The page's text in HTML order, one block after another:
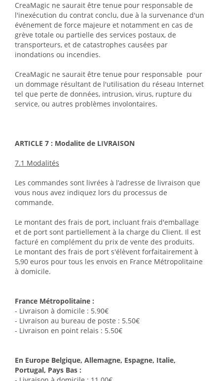
CreaMagic ne saurait être tenue pour responsable de
l'inexécution du contrat conclu, due à la survenance d'un
événement de force majeure et notamment en cas de
grève totale ou partielle des services postaux, de
transporteurs, et de catastrophes causées par
inondations ou incendies.
CreaMagic ne saurait être tenue pour responsable pour
un dommage résultant de l'utilisation du réseau Internet
tel que perte de données, intrusion, virus, rupture du
service, ou autres problèmes involontaires.
ARTICLE 7 : Modalite de LIVRAISON
7.1 Modalités
Les commandes sont livrées à l’adresse de livraison que
vous nous avez indiquez lors du processus de
commande.
Le montant des frais de port, incluant frais d'emballage
et de port sont partiellement à la charge du Client. Il est
facturé en complément du prix de vente des produits.
Le montant des frais de port s'élèvent forfaitairement à
5,90 euros pour tous les envois en France Métropolitaine
à domicile.
France Métropolitaine :
- Livraison à domicile : 5.90€
- Livraison au bureau de poste : 5.50€
- Livraison en point relais : 5.50€
En Europe Belgique, Allemagne, Espagne, Italie,
Portugal, Pays Bas :